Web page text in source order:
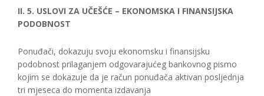
II. 5. USLOVI ZA UČEŠĆE – EKONOMSKA I FINANSIJSKA
PODOBNOST
Ponuđači, dokazuju svoju ekonomsku i finansijsku
podobnost prilaganjem odgovarajućeg bankovnog pismo
kojim se dokazuje da je račun ponuđača aktivan posljednja
tri mjeseca do momenta izdavanja